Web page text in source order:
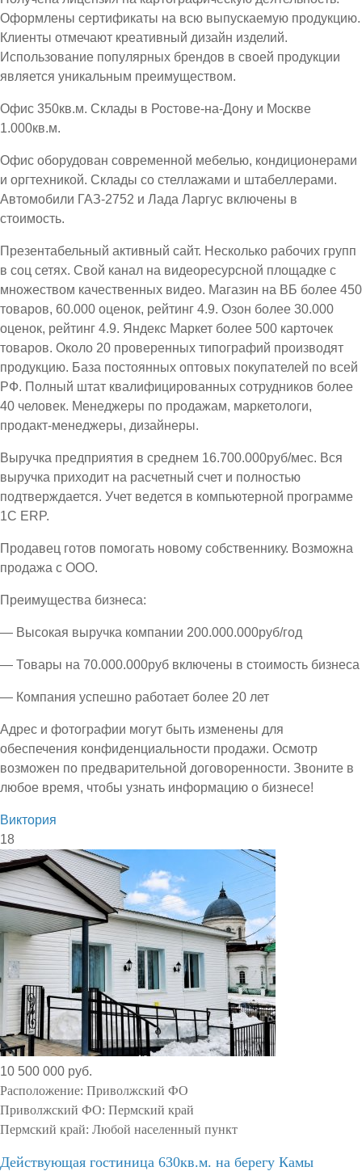
Оформлены сертификаты на всю выпускаемую продукцию.
Клиенты отмечают креативный дизайн изделий.
Использование популярных брендов в своей продукции
является уникальным преимуществом.
Офис 350кв.м. Склады в Ростове-на-Дону и Москве
1.000кв.м.
Офис оборудован современной мебелью, кондиционерами
и оргтехникой. Склады со стеллажами и штабеллерами.
Автомобили ГАЗ-2752 и Лада Ларгус включены в
стоимость.
Презентабельный активный сайт. Несколько рабочих групп
в соц сетях. Свой канал на видеоресурсной площадке с
множеством качественных видео. Магазин на ВБ более 450
товаров, 60.000 оценок, рейтинг 4.9. Озон более 30.000
оценок, рейтинг 4.9. Яндекс Маркет более 500 карточек
товаров. Около 20 проверенных типографий производят
продукцию. База постоянных оптовых покупателей по всей
РФ. Полный штат квалифицированных сотрудников более
40 человек. Менеджеры по продажам, маркетологи,
продакт-менеджеры, дизайнеры.
Выручка предприятия в среднем 16.700.000руб/мес. Вся
выручка приходит на расчетный счет и полностью
подтверждается. Учет ведется в компьютерной программе
1С ЕRP.
Продавец готов помогать новому собственнику. Возможна
продажа с ООО.
Преимущества бизнеса:
— Высокая выручка компании 200.000.000руб/год
— Товары на 70.000.000руб включены в стоимость бизнеса
— Компания успешно работает более 20 лет
Адрес и фотографии могут быть изменены для
обеспечения конфиденциальности продажи. Осмотр
возможен по предварительной договоренности. Звоните в
любое время, чтобы узнать информацию о бизнесе!
Виктория
18
10 500 000 руб.
Расположение: Приволжский ФО
Приволжский ФО: Пермский край
Пермский край: Любой населенный пункт
Действующая гостиница 630кв.м. на берегу Камы